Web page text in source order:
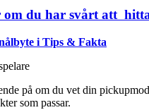
om du har svårt att
i Tips & Fakta
på om du vet din
som passar.